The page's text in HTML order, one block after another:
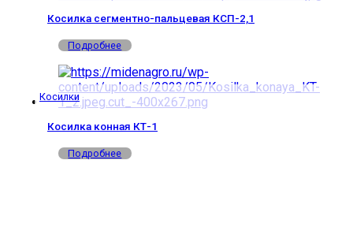
Косилка сегментно-пальцевая КСП-2,1
Подробнее
Косилки
Косилка конная КТ-1
Подробнее